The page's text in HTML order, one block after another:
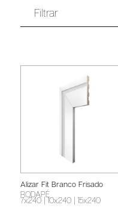
Filtrar
Alizar Fit Branco Frisado
RODAPÉ
7x240 | 10x240 | 15x240